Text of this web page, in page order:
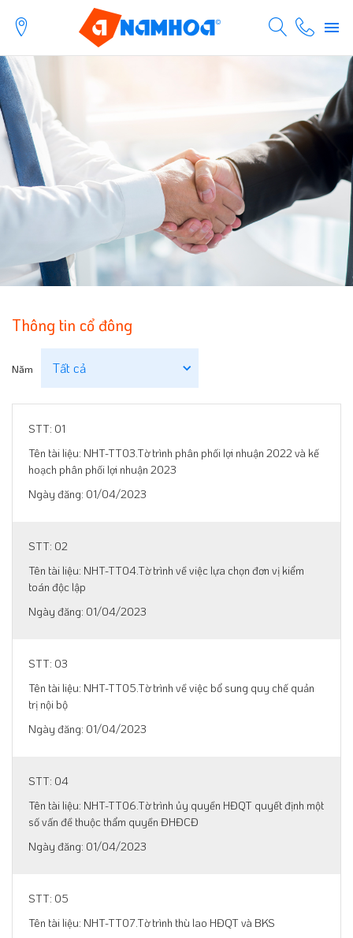
Thông tin cổ đông
Năm
01
NHT-TT03.Tờ trình phân phối lợi nhuận 2022 và kế
hoạch phân phối lợi nhuận 2023
01/04/2023
02
NHT-TT04.Tờ trình về việc lựa chọn đơn vị kiểm
toán độc lập
01/04/2023
03
NHT-TT05.Tờ trình về việc bổ sung quy chế quản
trị nội bộ
01/04/2023
04
NHT-TT06.Tờ trình ủy quyền HĐQT quyết định một
số vấn đề thuộc thẩm quyền ĐHĐCĐ
01/04/2023
05
NHT-TT07.Tờ trình thù lao HĐQT và BKS